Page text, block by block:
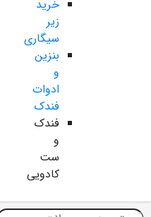
خرید
زیر
سیگاری
بنزین
و
ادوات
فندک
فندک
و
ست
کادویی